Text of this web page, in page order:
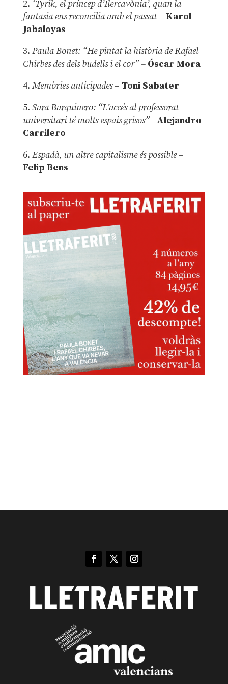
2. ‘Tyrik, el príncep d’Ilercavònia’, quan la
fantasia ens reconcilia amb el passat– Karol
Jabaloyas
3. Paula Bonet: “He pintat la història de Rafael
Chirbes des dels budells i el cor” –Óscar Mora
4. Memòries anticipades– Toni Sabater
5. Sara Barquinero: “L’accés al professorat
universitari té molts espais grisos”– Alejandro
Carrilero
6. Espadà, un altre capitalisme és possible –
Felip Bens